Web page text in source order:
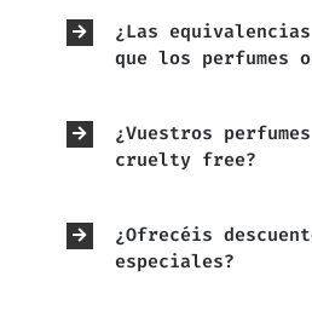
¿Las
que los perfumes
¿Vuestros
cruelty free?
¿Ofrecéis
especiales?